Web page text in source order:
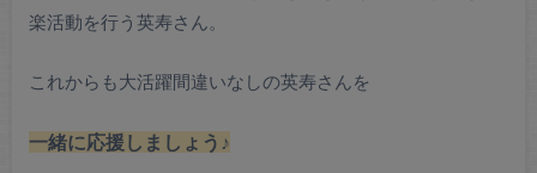
楽活動を行う英寿さん。
これからも大活躍間違いなしの英寿さんを
一緒に応援しましょう♪